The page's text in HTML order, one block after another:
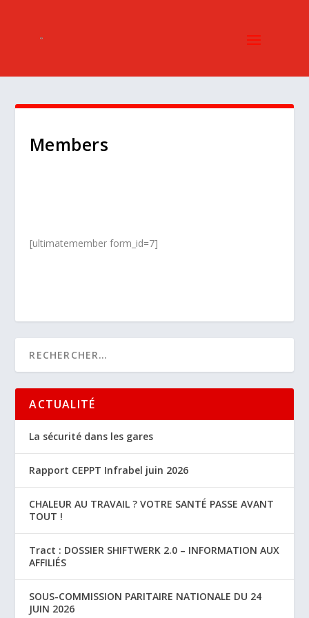
Members
[ultimatemember form_id=7]
ACTUALITÉ
La sécurité dans les gares
Rapport CEPPT Infrabel juin 2026
CHALEUR AU TRAVAIL ? VOTRE SANTÉ PASSE AVANT
TOUT !
Tract : DOSSIER SHIFTWERK 2.0 – INFORMATION AUX
AFFILIÉS
SOUS-COMMISSION PARITAIRE NATIONALE DU 24
JUIN 2026